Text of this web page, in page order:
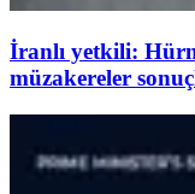
İranlı yetkili:
müzakereler